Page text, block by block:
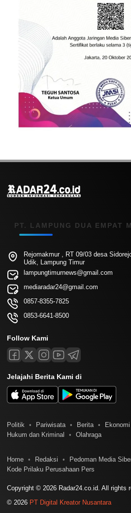
PT. LAMPUNG DUA EMPAT
Rejomakmur , RT 09/03 desa
Udik, Lampung Timur
lampungtimurnews@gmail.com
mediaradar24@gmail.com
0857-8355-7825
0853-6641-8500
Follow Kami
Jelajahi Berita Kami di
Politik Pariwisata Berita Ekonomi
Hukum dan Kriminal
Olahraga
Home Redaksi
Pedoman Media
Kode Prilaku Perusahaan Pers
Copyright © 2026 Radar24.co.id. All rights
© 2026 PT Digital Kreator Nusantara